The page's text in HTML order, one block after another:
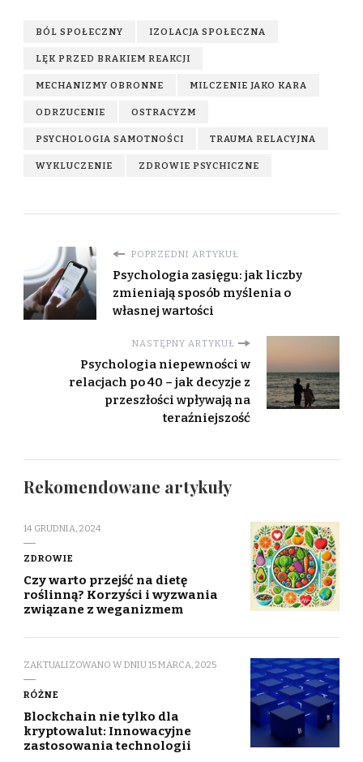
BÓL SPOŁECZNY IZOLACJA SPOŁECZNA
LĘK PRZED BRAKIEM REAKCJI
MECHANIZMY OBRONNE MILCZENIE JAKO KARA
ODRZUCENIE OSTRACYZM
PSYCHOLOGIA SAMOTNOŚCI TRAUMA RELACYJNA
WYKLUCZENIE ZDROWIE PSYCHICZNE
POPRZEDNI ARTYKUŁ
Psychologia zasięgu: jak liczby
zmieniają sposób myślenia o
własnej wartości
NASTĘPNY ARTYKUŁ
Psychologia niepewności w
relacjach po 40 – jak decyzje z
przeszłości wpływają na
teraźniejszość
Rekomendowane artykuły
14 GRUDNIA, 2024
ZDROWIE
Czy warto przejść na dietę
roślinną? Korzyści i wyzwania
związane z weganizmem
ZAKTUALIZOWANO W DNIU15 MARCA, 2025
RÓŻNE
Blockchain nie tylko dla
kryptowalut: Innowacyjne
zastosowania technologii